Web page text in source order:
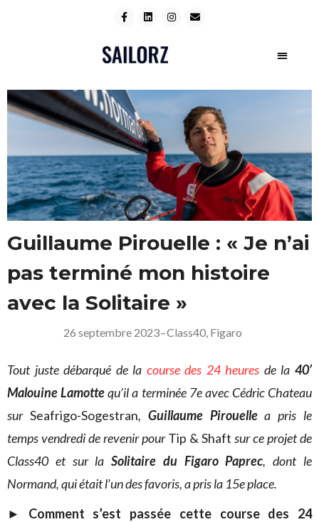
Guillaume Pirouelle : « Je n’ai
pas terminé mon histoire
avec la Solitaire »
26 septembre 2023–Class40, Figaro
Tout juste débarqué de la course des 24 heures de la40’
Malouine Lamottequ’il a terminée 7e avec Cédric Chateau
sur Seafrigo-Sogestran, Guillaume Pirouellea pris le
temps vendredi de revenir pourTip & Shaft sur ce projet de
Class40 et sur laSolitaire du Figaro Paprec, dont le
Normand, qui était l’un des favoris, a pris la 15e place.
► Comment s’est passée cette course des 24